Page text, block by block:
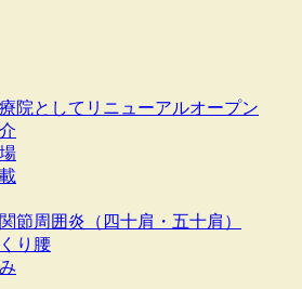
院としてリニューアルオープン
節周囲炎（四十肩・五十肩）
り腰